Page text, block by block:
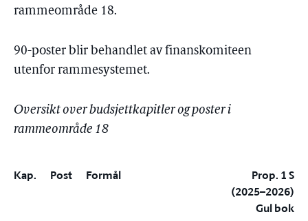
rammeområde 18.
90-poster blir behandlet av finanskomiteen
utenfor rammesystemet.
Oversikt over budsjettkapitler og poster i
rammeområde 18
Kap. Post Formål
Prop. 1 S
(2025–2026)
Gul bok